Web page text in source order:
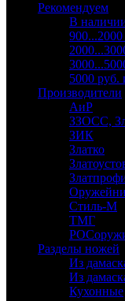
Рекомендуем
В
900...2000
5000 руб.
Производители
АиР
ЗЗОСС,
ЗИК
Златко
Стиль-М
ТМГ
Разделы ножей
Из
Из
Кухонные